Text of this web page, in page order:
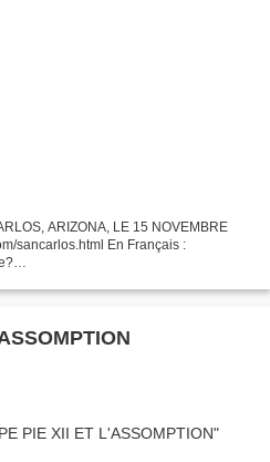
ARIZONA, LE 15 NOVEMBRE
sancarlos.html En Français :